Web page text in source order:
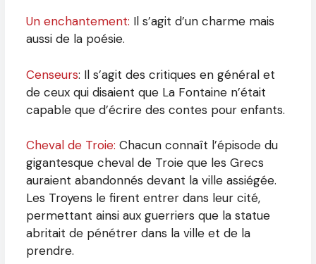
Un enchantement: Il s’agit d’un charme mais
aussi de la poésie.
Censeurs: Il s’agit des critiques en général et
de ceux qui disaient que La Fontaine n’était
capable que d’écrire des contes pour enfants.
Cheval de Troie: Chacun connaît l’épisode du
gigantesque cheval de Troie que les Grecs
auraient abandonnés devant la ville assiégée.
Les Troyens le firent entrer dans leur cité,
permettant ainsi aux guerriers que la statue
abritait de pénétrer dans la ville et de la
prendre.